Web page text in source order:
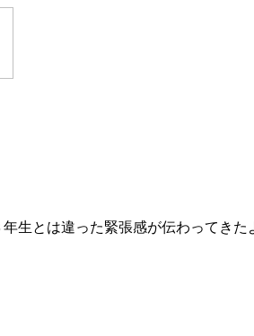
生とは違った緊張感が伝わってきた